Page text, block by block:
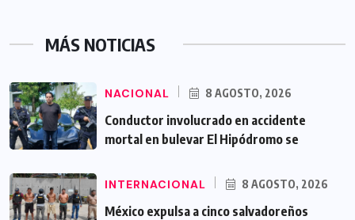
MÁS NOTICIAS
NACIONAL 8 AGOSTO, 2026
Conductor involucrado en accidente
mortal en bulevar El Hipódromo se
INTERNACIONAL 8 AGOSTO, 2026
México expulsa a cinco salvadoreños